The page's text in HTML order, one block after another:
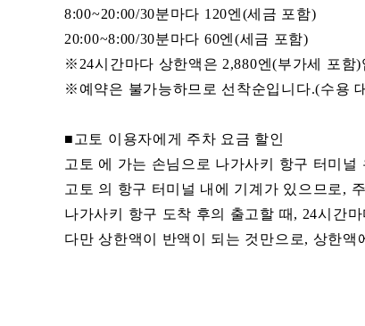
8:00~20:00/30분마다 120엔(세금 포함)
20:00~8:00/30분마다 60엔(세금 포함)
※24시간마다 상한액은 2,880엔(부가세 포함)
※예약은 불가능하므로 선착순입니다.(수용
■고토 이용자에게 주차 요금 할인
고토 에 가는 손님으로 나가사키 항구 터미
고토 의 항구 터미널 내에 기계가 있으므로,
나가사키 항구 도착 후의 출고할 때, 24시간
다만 상한액이 반액이 되는 것만으로, 상한